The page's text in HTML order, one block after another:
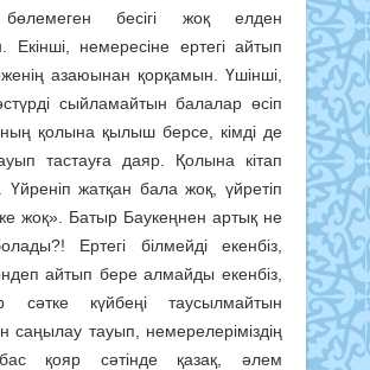
бөлемеген бесігі жоқ елден
Екінші, немересіне ертегі айтып
азаюынан қорқамын. Үшінші,
сыйламайтын балалар өсіп
қолына қылыш берсе, кімді де
тастауға даяр. Қолына кітап
жатқан бала жоқ, үйретіп
жоқ». Батыр Баукеңнен артық не
Ертегі білмейді екенбіз,
айтып бере алмайды екенбіз,
сәтке күйбеңі таусылмайтын
саңылау тауып, немерелеріміздің
қояр сәтінде қазақ, әлем